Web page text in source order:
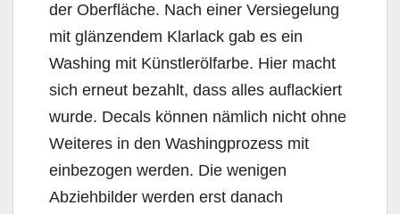
der Oberfläche. Nach einer Versiegelung
mit glänzendem Klarlack gab es ein
Washing mit Künstlerölfarbe. Hier macht
sich erneut bezahlt, dass alles auflackiert
wurde. Decals können nämlich nicht ohne
Weiteres in den Washingprozess mit
einbezogen werden. Die wenigen
Abziehbilder werden erst danach